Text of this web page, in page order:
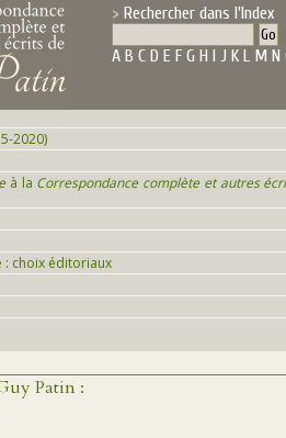
Rechercher dans l'Index
A B C D E F G H I J K L M N